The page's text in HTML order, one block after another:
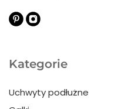
Kategorie
Uchwyty podłużne